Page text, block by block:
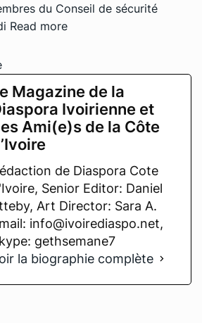
du Conseil de sécurité
Read more
Magazine de la
Ivoirienne et
Ami(e)s de la Côte
de Diaspora Cote
Senior Editor: Daniel
Art Director: Sara A.
info@ivoirediaspo.net,
gethsemane7
la biographie complète